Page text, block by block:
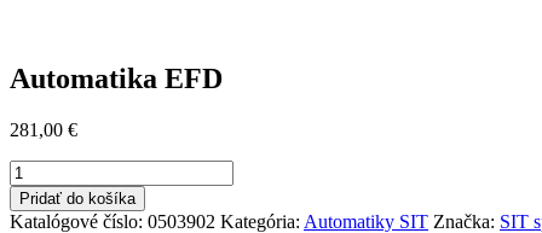
Automatika EFD
281,00 €
množstvo
Automatika
EFD
Pridať do košíka
Katalógové číslo: 0503902 Kategória: Automatiky SIT Značka: SIT